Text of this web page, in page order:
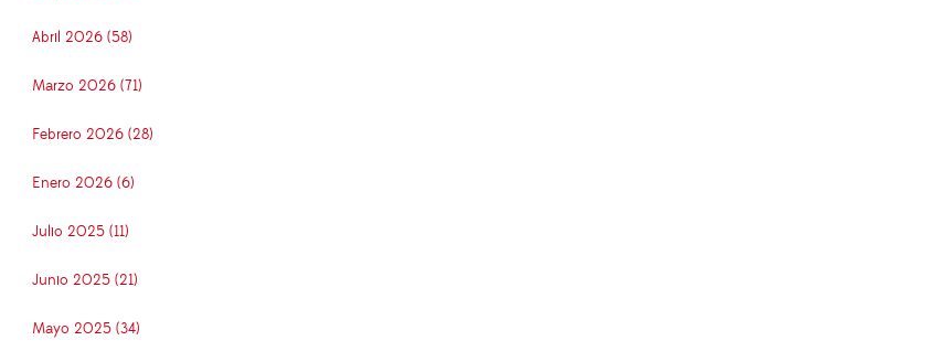
Abril 2026 (58)
Marzo 2026 (71)
Febrero 2026 (28)
Enero 2026 (6)
Julio 2025 (11)
Junio 2025 (21)
Mayo 2025 (34)